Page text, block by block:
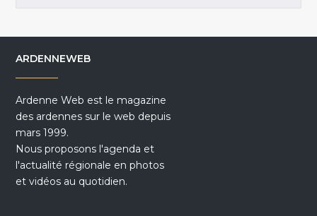
ARDENNEWEB
Ardenne Web est le magazine
des ardennes sur le web depuis
mars 1999.
Nous proposons l'agenda et
l'actualité régionale en photos
et vidéos au quotidien.